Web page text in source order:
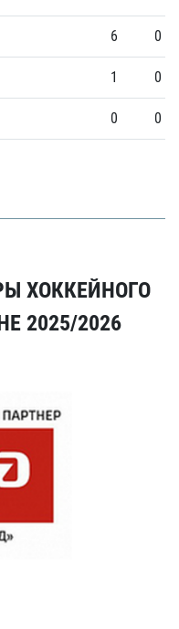
6 0
1 0
0 0
ХОККЕЙНОГО
2025/2026